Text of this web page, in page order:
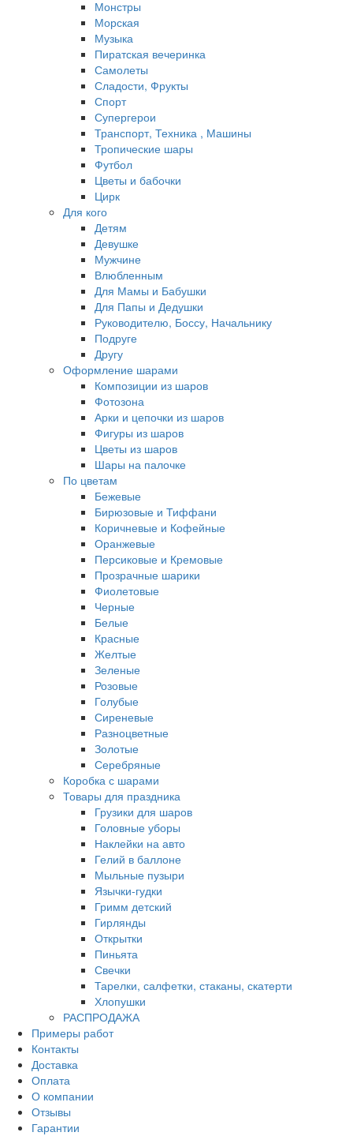
Монстры
Морская
Музыка
Пиратская вечеринка
Самолеты
Сладости, Фрукты
Спорт
Супергерои
Транспорт, Техника , Машины
Тропические шары
Футбол
Цветы и бабочки
Цирк
Для кого
Детям
Девушке
Мужчине
Влюбленным
Для Мамы и Бабушки
Для Папы и Дедушки
Руководителю, Боссу, Начальнику
Подруге
Другу
Оформление шарами
Композиции из шаров
Фотозона
Арки и цепочки из шаров
Фигуры из шаров
Цветы из шаров
Шары на палочке
По цветам
Бежевые
Бирюзовые и Тиффани
Коричневые и Кофейные
Оранжевые
Персиковые и Кремовые
Прозрачные шарики
Фиолетовые
Черные
Белые
Красные
Желтые
Зеленые
Розовые
Голубые
Сиреневые
Разноцветные
Золотые
Серебряные
Коробка с шарами
Товары для праздника
Грузики для шаров
Головные уборы
Наклейки на авто
Гелий в баллоне
Мыльные пузыри
Язычки-гудки
Гримм детский
Гирлянды
Открытки
Пиньята
Свечки
Тарелки, салфетки, стаканы, скатерти
Хлопушки
РАСПРОДАЖА
Примеры работ
Контакты
Доставка
Оплата
О компании
Отзывы
Гарантии